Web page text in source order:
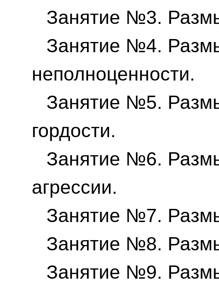
Занятие №3.
Занятие №4.
неполноценности.
Занятие №5.
гордости.
Занятие №6.
агрессии.
Занятие №7.
Занятие №8.
Занятие №9.